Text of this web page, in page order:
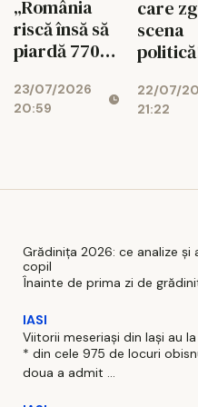
„România
riscă însă să
piardă 770
de euro dacă
legea
23/07/2026
20:59
care
scena
cresc
22/07/
21:22
Grădinița 2026: ce analize
copil
Înainte de prima zi de
IASI
Viitorii meseriași din Iași au
* din cele 975 de locuri
doua a admit ...